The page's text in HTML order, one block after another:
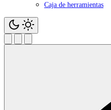
Caja de herramientas